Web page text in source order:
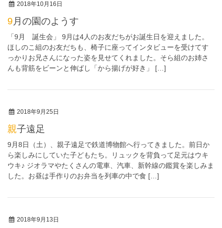
2018年10月16日
9月の園のようす
「9月 誕生会」 9月は4人のお友だちがお誕生日を迎えました。
ほしのこ組のお友だちも、椅子に座ってインタビューを受けてす
っかりお兄さんになった姿を見せてくれました。そら組のお姉さ
んも背筋をビーンと伸ばし「から揚げが好き」 […]
2018年9月25日
親子遠足
9月8日（土）、親子遠足で鉄道博物館へ行ってきました。前日か
ら楽しみにしていた子どもたち。リュックを背負って足元はウキ
ウキ♪ ジオラマやたくさんの電車、汽車、新幹線の鑑賞を楽しみま
した。お昼は手作りのお弁当を列車の中で食 […]
2018年9月13日